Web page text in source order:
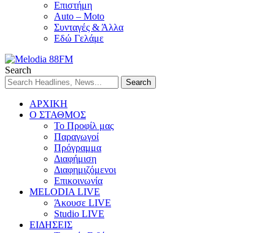
Επιστήμη
Auto – Moto
Συνταγές & Άλλα
Εδώ Γελάμε
Search
ΑΡΧΙΚΗ
Ο ΣΤΑΘΜΟΣ
Το Προφίλ μας
Παραγωγοί
Πρόγραμμα
Διαφήμιση
Διαφημιζόμενοι
Επικοινωνία
MELODIA LIVE
Άκουσε LIVE
Studio LIVE
ΕΙΔΗΣΕΙΣ